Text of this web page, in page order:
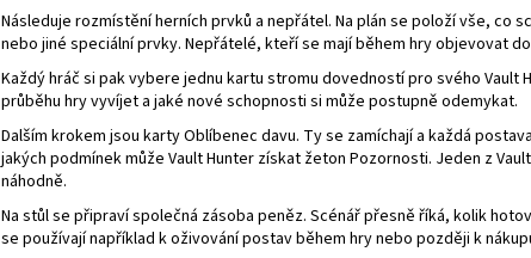
Následuje rozmístění herních prvků a nepřátel. Na plán se položí vše, co
nebo jiné speciální prvky. Nepřátelé, kteří se mají během hry objevovat
Každý hráč si pak vybere jednu kartu stromu dovedností pro svého Vault
průběhu hry vyvíjet a jaké nové schopnosti si může postupně odemykat.
Dalším krokem jsou karty Oblíbenec davu. Ty se zamíchají a každá
jakých podmínek může Vault Hunter získat žeton Pozornosti. Jeden z
náhodně.
Na stůl se připraví společná zásoba peněz. Scénář přesně říká, kolik
se používají například k oživování postav během hry nebo později k